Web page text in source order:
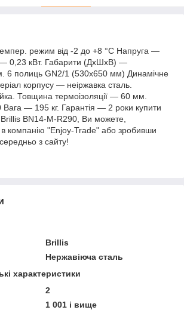
режим від -2 до +8 °C Напруга —
— 0,23 кВт. Габарити (ДхШхВ) —
6 полиць GN2/1 (530х650 мм) Динамічне
корпусу — неіржавка сталь.
Товщина термоізоляції — 60 мм.
— 195 кг. Гарантія — 2 роки купити
BN14-M-R290, Ви можете,
компанію "Enjoy-Trade" або зробивши
з сайту!
Brillis
Нержавіюча сталь
характеристики
2
1 001 і вище